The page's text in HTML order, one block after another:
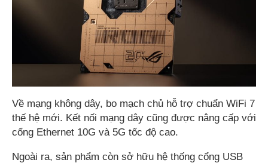
Về mạng không dây, bo mạch chủ hỗ trợ chuẩn WiFi 7
thế hệ mới. Kết nối mạng dây cũng được nâng cấp với
cổng Ethernet 10G và 5G tốc độ cao.
Ngoài ra, sản phẩm còn sở hữu hệ thống cổng USB